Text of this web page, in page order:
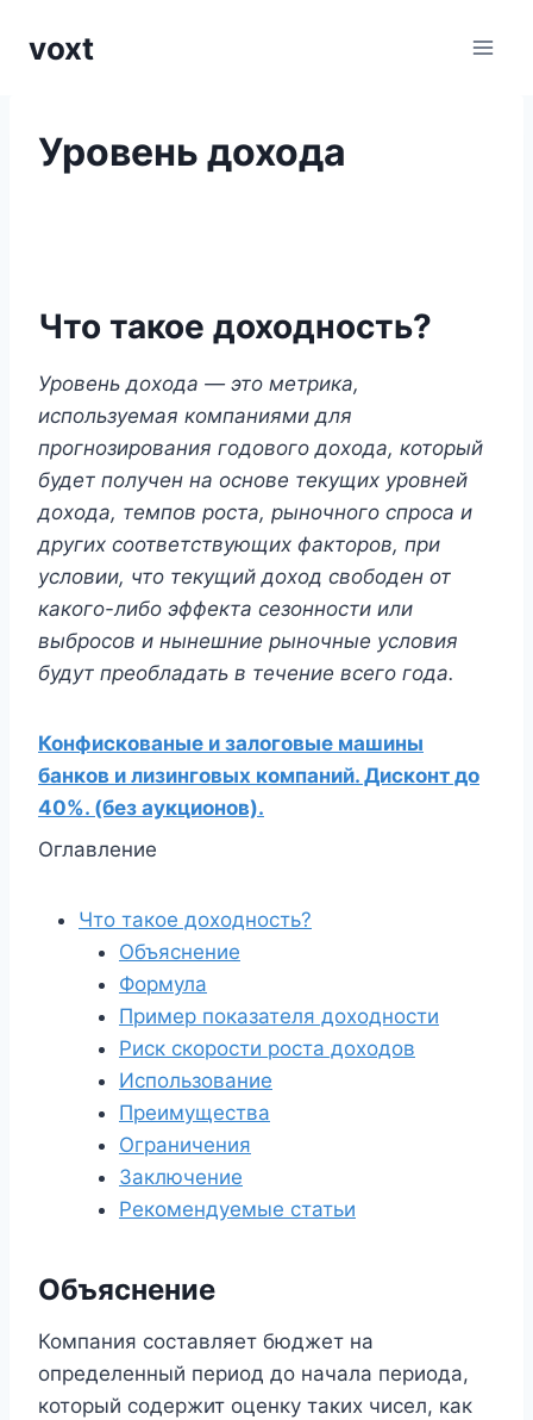
voxt
Уровень дохода
Что такое доходность?
Уровень дохода — это метрика,
используемая компаниями для
прогнозирования годового дохода, который
будет получен на основе текущих уровней
дохода, темпов роста, рыночного спроса и
других соответствующих факторов, при
условии, что текущий доход свободен от
какого-либо эффекта сезонности или
выбросов и нынешние рыночные условия
будут преобладать в течение всего года.
Конфискованые и залоговые машины
банков и лизинговых компаний. Дисконт до
40%. (без аукционов).
Оглавление
Что такое доходность?
Объяснение
Формула
Пример показателя доходности
Риск скорости роста доходов
Использование
Преимущества
Ограничения
Заключение
Рекомендуемые статьи
Объяснение
Компания составляет бюджет на
определенный период до начала периода,
который содержит оценку таких чисел, как